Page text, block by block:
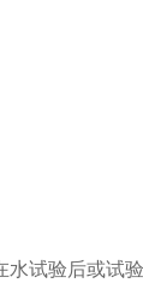
试验后或试